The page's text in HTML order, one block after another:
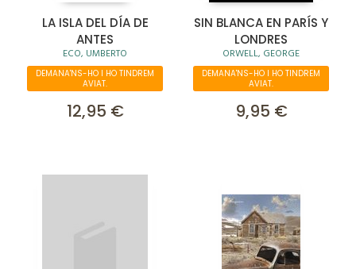
LA ISLA DEL DÍA DE
ANTES
ECO, UMBERTO
DEMANA'NS-HO I HO TINDREM
AVIAT.
12,95 €
SIN BLANCA EN PARÍS Y
LONDRES
ORWELL, GEORGE
DEMANA'NS-HO I HO TINDREM
AVIAT.
9,95 €